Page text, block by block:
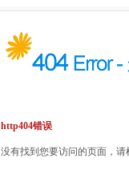
http404错误
没有找到您要访问的页面，